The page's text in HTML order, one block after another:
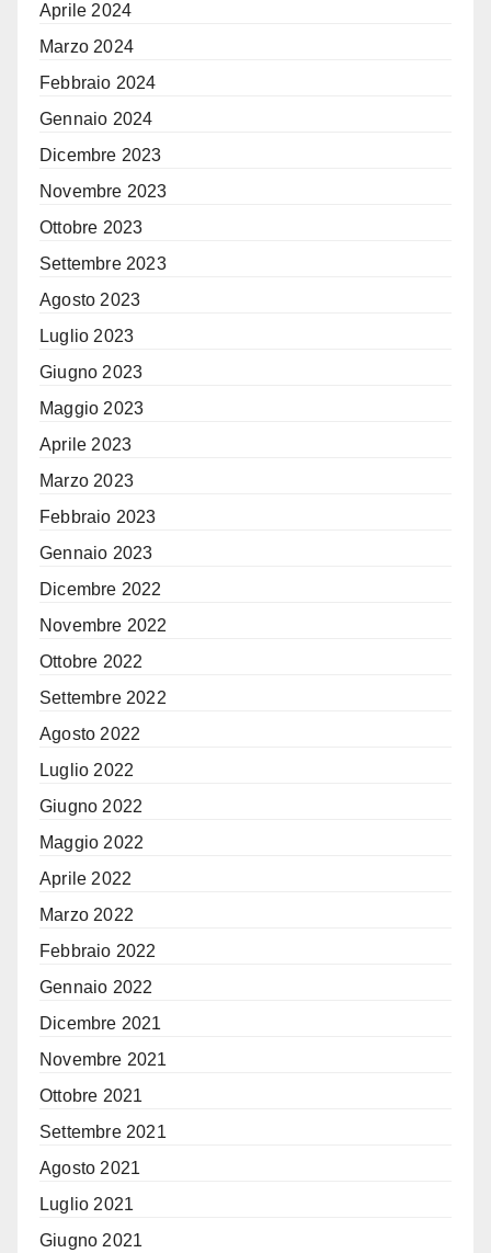
Aprile 2024
Marzo 2024
Febbraio 2024
Gennaio 2024
Dicembre 2023
Novembre 2023
Ottobre 2023
Settembre 2023
Agosto 2023
Luglio 2023
Giugno 2023
Maggio 2023
Aprile 2023
Marzo 2023
Febbraio 2023
Gennaio 2023
Dicembre 2022
Novembre 2022
Ottobre 2022
Settembre 2022
Agosto 2022
Luglio 2022
Giugno 2022
Maggio 2022
Aprile 2022
Marzo 2022
Febbraio 2022
Gennaio 2022
Dicembre 2021
Novembre 2021
Ottobre 2021
Settembre 2021
Agosto 2021
Luglio 2021
Giugno 2021